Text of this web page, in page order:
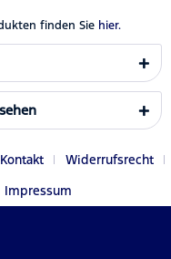
finden Sie hier.
Kontakt
Widerrufsrecht
Impressum